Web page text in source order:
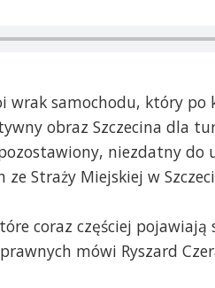
samochodu, który po
obraz Szczecina dla
niezdatny
Straży Miejskiej w
coraz częściej
mówi Ryszard